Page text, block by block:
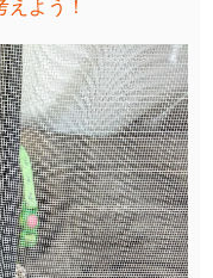
よう！